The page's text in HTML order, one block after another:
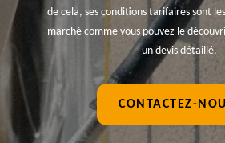
de cela, ses conditions tarifaires sont
marché comme vous pouvez le
un devis détaillé.
CONTACTEZ-